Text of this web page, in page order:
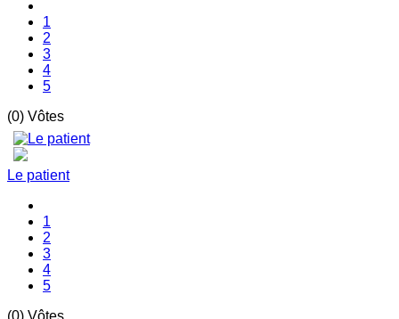
1
2
3
4
5
(0) Vôtes
Le patient
1
2
3
4
5